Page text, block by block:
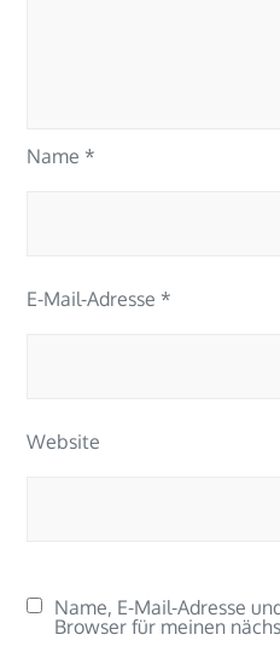
Name *
E-Mail-Adresse *
Website
Name, E-Mail-Adresse
Browser für meinen